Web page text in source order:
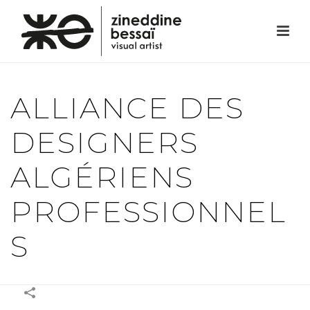
ALLIANCE DES
DESIGNERS
ALGÉRIENS
PROFESSIONNEL
S